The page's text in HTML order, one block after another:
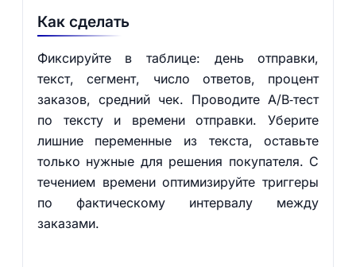
Как сделать
Фиксируйте в таблице: день отправки,
текст, сегмент, число ответов, процент
заказов, средний чек. Проводите A/B‑тест
по тексту и времени отправки. Уберите
лишние переменные из текста, оставьте
только нужные для решения покупателя. С
течением времени оптимизируйте триггеры
по фактическому интервалу между
заказами.